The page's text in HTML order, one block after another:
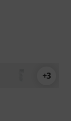
+3